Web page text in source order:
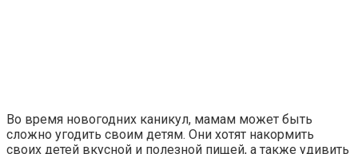
Во время новогодних каникул, мамам может быть
сложно угодить своим детям. Они хотят накормить
своих детей вкусной и полезной пищей, а также удивить